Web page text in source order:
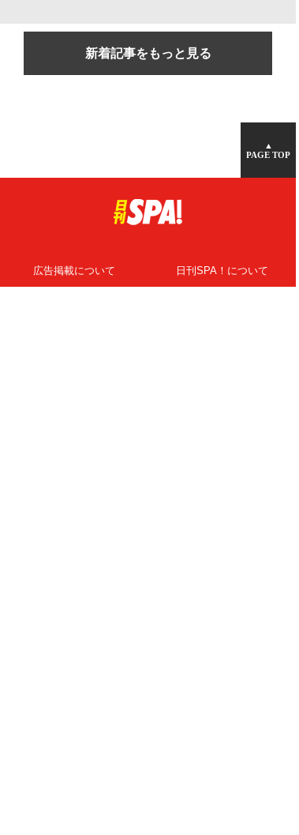
新着記事をもっと見る
▲
PAGE TOP
広告掲載について 日刊SPA！について